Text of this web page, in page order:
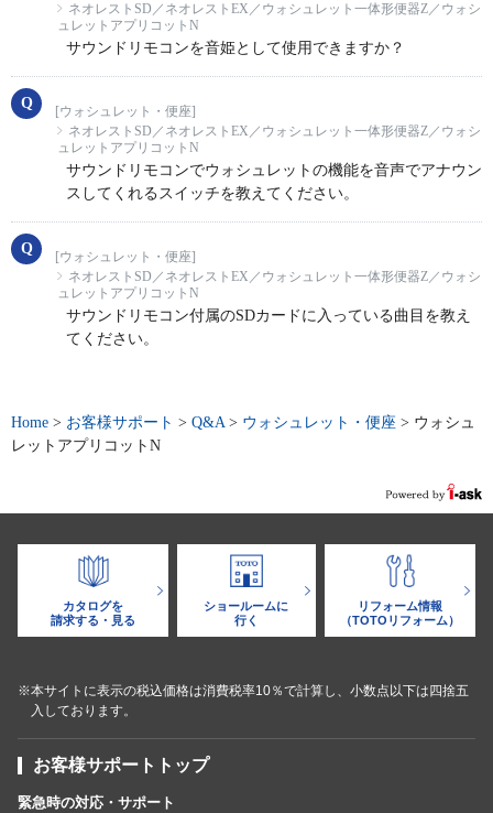
ネオレストSD／ネオレストEX／ウォシュレット一体形便器Z／ウォシ
ュレットアプリコットN
サウンドリモコンを音姫として使用できますか？
[ウォシュレット・便座]
ネオレストSD／ネオレストEX／ウォシュレット一体形便器Z／ウォシ
ュレットアプリコットN
サウンドリモコンでウォシュレットの機能を音声でアナウン
スしてくれるスイッチを教えてください。
[ウォシュレット・便座]
ネオレストSD／ネオレストEX／ウォシュレット一体形便器Z／ウォシ
ュレットアプリコットN
サウンドリモコン付属のSDカードに入っている曲目を教え
てください。
Home > お客様サポート > Q&A> ウォシュレット・便座 > ウォシュ
レットアプリコットN
カタログを
請求する・見る
ショールームに
行く
リフォーム情報
（TOTOリフォーム）
※本サイトに表示の税込価格は消費税率10％で計算し、小数点以下は四捨五
入しております。
お客様サポートトップ
緊急時の対応・サポート